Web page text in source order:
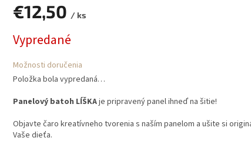
€12,50 / ks
cena:
Vypredané
Možnosti doručenia
Položka bola vypredaná…
Panelový batoh LÍŠKAje pripravený panel ihneď na šitie!
Objavte čaro kreatívneho tvorenia s naším panelom a ušite si
Vaše dieťa.